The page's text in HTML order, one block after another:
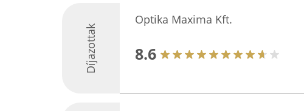
Díjazottak
Optika Maxima Kft.
8.6